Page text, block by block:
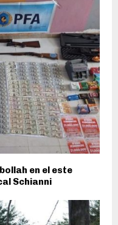
en el este
Schianni